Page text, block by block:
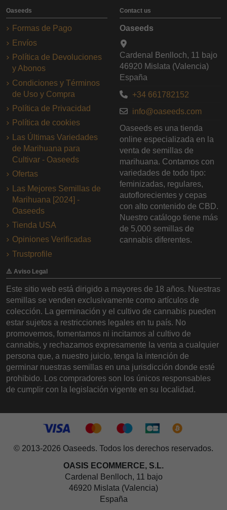
Oaseeds
Formas de Pago
Envíos
Política de Devoluciones
y Abonos
Condiciones y Términos
de Uso y Compra
Política de Privacidad
Política de cookies
Las Últimas Variedades
de Marihuana para
Cultivar - Oaseeds
Ofertas
Las Mejores Semillas de
Marihuana [2024] -
Oaseeds
Tienda USA
Opiniones Verificadas
Trustprofile
Contact us
Oaseeds
Cardenal Benlloch, 11 bajo
46920 Mislata (Valencia)
España
+34 661782152
info@oaseeds.com
Oaseeds es una tienda
online especializada en la
venta de semillas de
marihuana. Contamos con
variedades de todo tipo:
feminizadas, regulares,
autoflorecientes y cepas
con alto contenido de CBD.
Nuestro catálogo tiene más
de 5,000 semillas de
cannabis diferentes.
⚠️ Aviso Legal
Este sitio web está dirigido a mayores de 18 años. Nuestras
semillas se venden exclusivamente como artículos de
colección. La germinación y el cultivo de cannabis pueden
estar sujetos a restricciones legales en tu país. No
promovemos, fomentamos ni incitamos al cultivo de
cannabis, y rechazamos expresamente la venta a cualquier
persona que, a nuestro juicio, tenga la intención de
germinar nuestras semillas en una jurisdicción donde esté
prohibido. Los compradores son los únicos responsables
de cumplir con la legislación vigente en su localidad.
© 2013-2026 Oaseeds. Todos los derechos reservados.
OASIS ECOMMERCE, S.L.
Cardenal Benlloch, 11 bajo
46920 Mislata (Valencia)
España